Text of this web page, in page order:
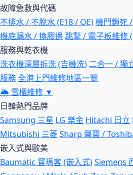
故障急救與代碼
不排水 / 不脫水 (E18 / OE)機門鎖死
機底漏水 / 換膠邊跳掣 / 電子板維修
服務與乾衣機
洗衣機深層拆洗 (吉機洗) 二合一 / 獨
服務全港上門維修地區一覽
🌦 雪櫃維修 ▼
日韓熱門品牌
Samsung 三星 LG 樂金 Hitachi 日立
Mitsubishi 三菱Sharp 聲寶 /
嵌入式與歐美
Baumatic 寶瑪客 (嵌入式)Siemens